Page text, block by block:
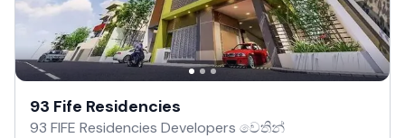
93 Fife Residencies
93 FIFE Residencies Developers වෙතින්